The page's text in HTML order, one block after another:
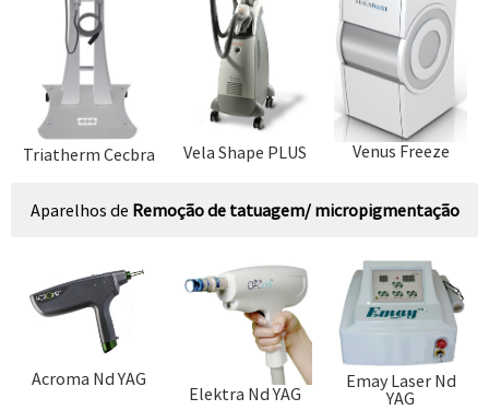
Triatherm Cecbra Vela Shape PLUS Venus Freeze
Aparelhos de Remoção de tatuagem/ micropigmentação
Acroma Nd YAG
Elektra Nd YAG
Emay Laser Nd
YAG